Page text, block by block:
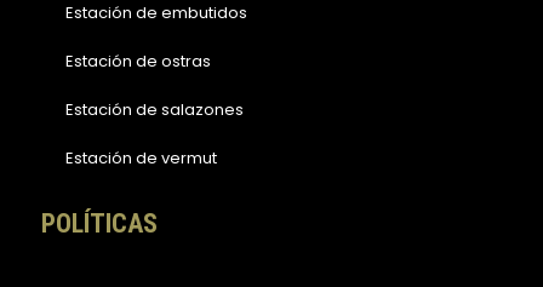
Estación de embutidos
Estación de ostras
Estación de salazones
Estación de vermut
POLÍTICAS